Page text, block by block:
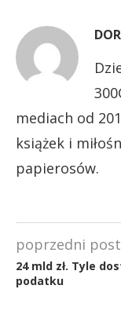
mediach od
książek i
papierosów.
poprzedni post
24 mld zł. Tyle
podatku